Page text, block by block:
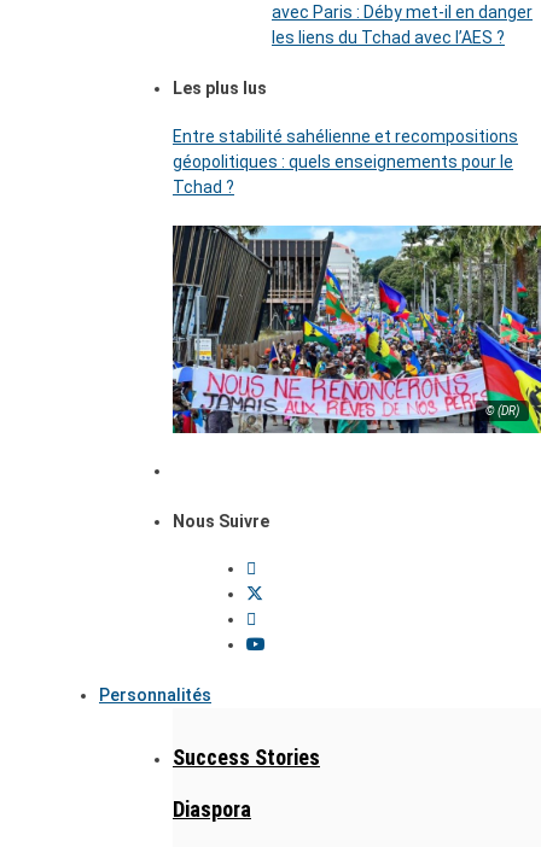
avec Paris : Déby met-il en danger
les liens du Tchad avec l’AES ?
Les plus lus
Entre stabilité sahélienne et recompositions
géopolitiques : quels enseignements pour le
Tchad ?
© (DR)
Nous Suivre
Personnalités
Success Stories
Diaspora